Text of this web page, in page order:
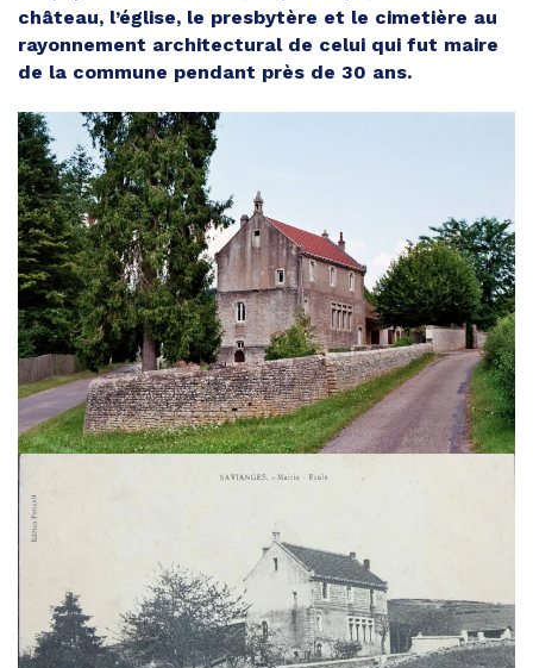
château, l’église, le presbytère et le cimetière au
rayonnement architectural de celui qui fut maire
de la commune pendant près de 30 ans.